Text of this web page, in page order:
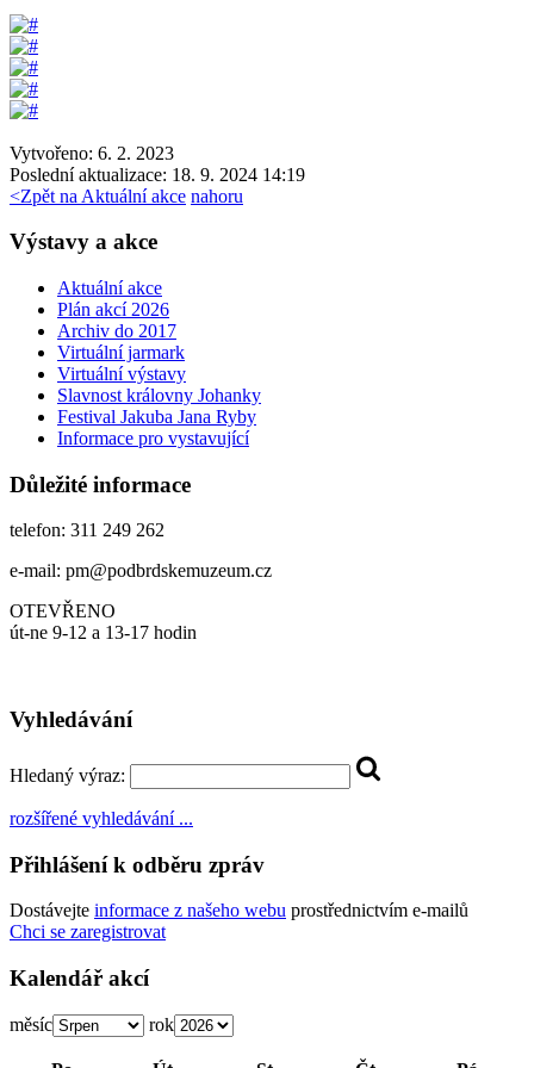
Vytvořeno: 6. 2. 2023
Poslední aktualizace: 18. 9. 2024 14:19
<Zpět na Aktuální akce nahoru
Výstavy a akce
Aktuální akce
Plán akcí 2026
Archiv do 2017
Virtuální jarmark
Virtuální výstavy
Slavnost královny Johanky
Festival Jakuba Jana Ryby
Informace pro vystavující
Důležité informace
telefon: 311 249 262
e-mail: pm@podbrdskemuzeum.cz
OTEVŘENO
út-ne 9-12 a 13-17 hodin
Vyhledávání
Hledaný výraz:
rozšířené vyhledávání ...
Přihlášení k odběru zpráv
Dostávejte informace z našeho webu prostřednictvím e-mailů
Chci se zaregistrovat
Kalendář akcí
měsíc rok